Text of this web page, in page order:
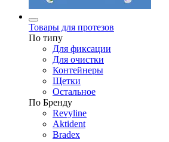
Товары для протезов
По типу
Для фиксации
Для очистки
Контейнеры
Щетки
Остальное
По Бренду
Revyline
Aktident
Bradex